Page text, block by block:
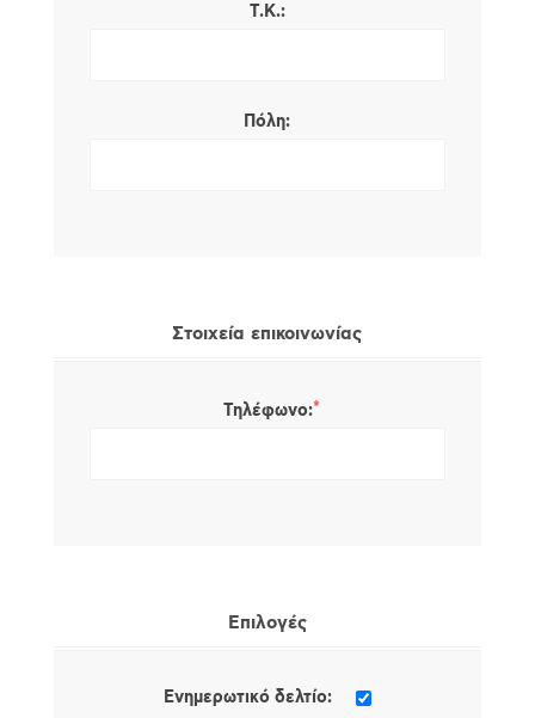
Τ.Κ.:
Πόλη:
Στοιχεία επικοινωνίας
Τηλέφωνο:*
Επιλογές
Ενημερωτικό δελτίο: